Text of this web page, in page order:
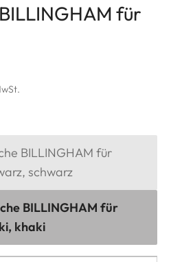
für
BILLINGHAM für
schwarz
BILLINGHAM für
khaki